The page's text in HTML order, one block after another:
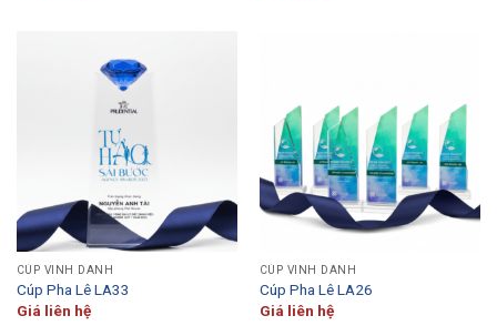
CÚP VINH DANH
Cúp Pha Lê LA33
Giá liên hệ
CÚP VINH DANH
Cúp Pha Lê LA26
Giá liên hệ